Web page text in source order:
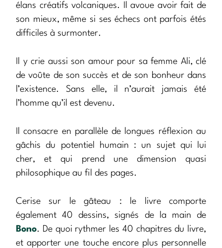
élans créatifs volcaniques. Il avoue avoir fait de
son mieux, même si ses échecs ont parfois étés
difficiles à surmonter.
Il y crie aussi son amour pour sa femme Ali, clé
de voûte de son succès et de son bonheur dans
l’existence. Sans elle, il n’aurait jamais été
l’homme qu’il est devenu.
Il consacre en parallèle de longues réflexion au
gâchis du potentiel humain : un sujet qui lui
cher, et qui prend une dimension quasi
philosophique au fil des pages.
Cerise sur le gâteau : le livre comporte
également 40 dessins, signés de la main de
Bono. De quoi rythmer les 40 chapitres du livre,
et apporter une touche encore plus personnelle